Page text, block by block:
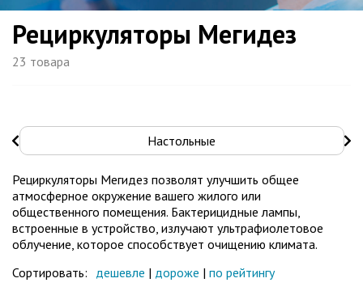
Рециркуляторы Мегидез
23 товара
Настольные
Рециркуляторы Мегидез позволят улучшить общее
атмосферное окружение вашего жилого или
общественного помещения. Бактерицидные лампы,
встроенные в устройство, излучают ультрафиолетовое
облучение, которое способствует очищению климата.
Сортировать: дешевле | дороже | по рейтингу